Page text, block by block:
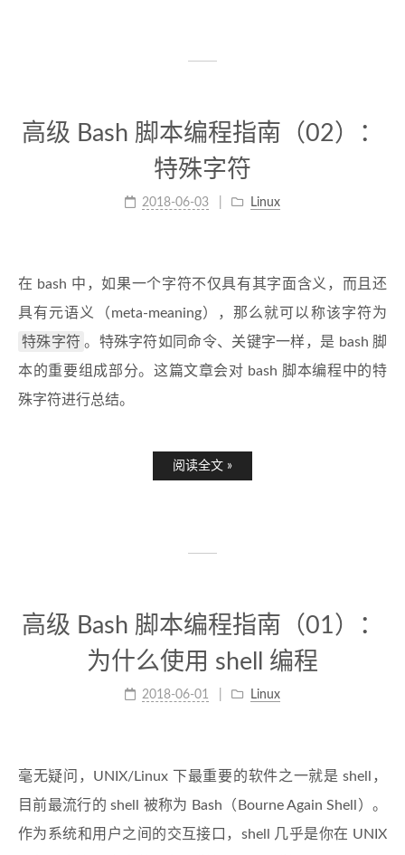
高级 Bash 脚本编程指南（02）：
特殊字符
2018-06-03 Linux
在 bash 中，如果一个字符不仅具有其字面含义，而且还
具有元语义（meta-meaning），那么就可以称该字符为
特殊字符 。特殊字符如同命令、关键字一样，是 bash 脚
本的重要组成部分。这篇文章会对 bash 脚本编程中的特
殊字符进行总结。
阅读全文 »
高级 Bash 脚本编程指南（01）：
为什么使用 shell 编程
2018-06-01 Linux
毫无疑问，UNIX/Linux 下最重要的软件之一就是 shell，
目前最流行的 shell 被称为 Bash（Bourne Again Shell）。
作为系统和用户之间的交互接口，shell 几乎是你在 UNIX